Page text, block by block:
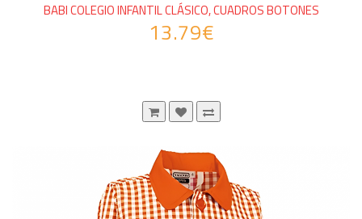
BABI COLEGIO INFANTIL CLÁSICO, CUADROS BOTONES
13.79€